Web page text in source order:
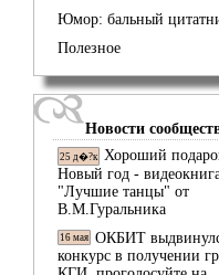
Юмор: бальный
Полезное
Новости
25 д�?к Хороший
Новый год -
"Лучшие танцы" от
В.М.Гуральника
16 мая ОКБИТ
конкурс в получении